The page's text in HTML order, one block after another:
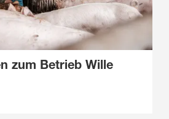
zum Betrieb Wille